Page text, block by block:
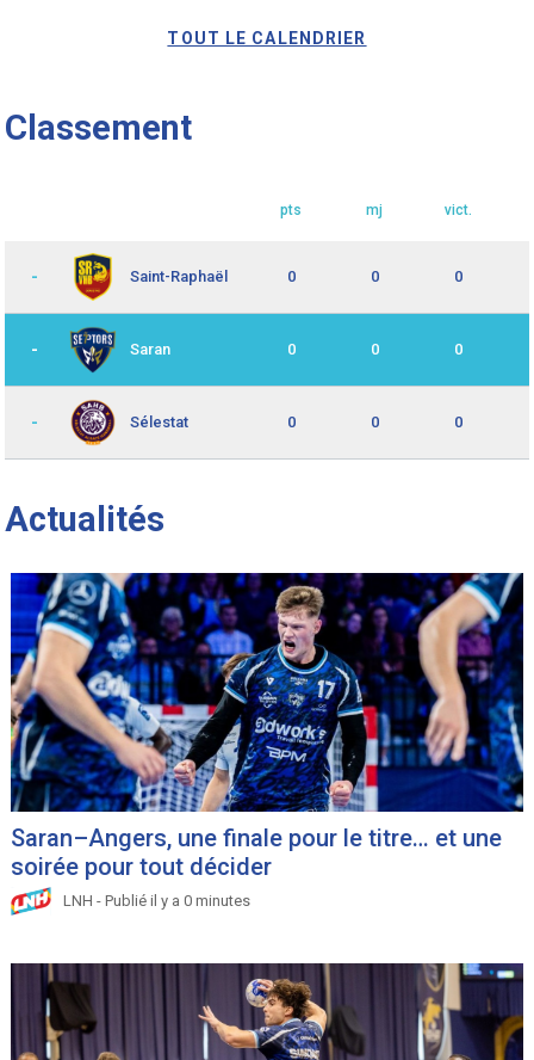
TOUT LE CALENDRIER
Classement
pts mj vict.
- Saint-Raphaël 0 0 0
- Saran 0 0 0
- Sélestat 0 0 0
Actualités
Saran–Angers, une finale pour le titre… et une
soirée pour tout décider
LNH - Publié il y a 0 minutes